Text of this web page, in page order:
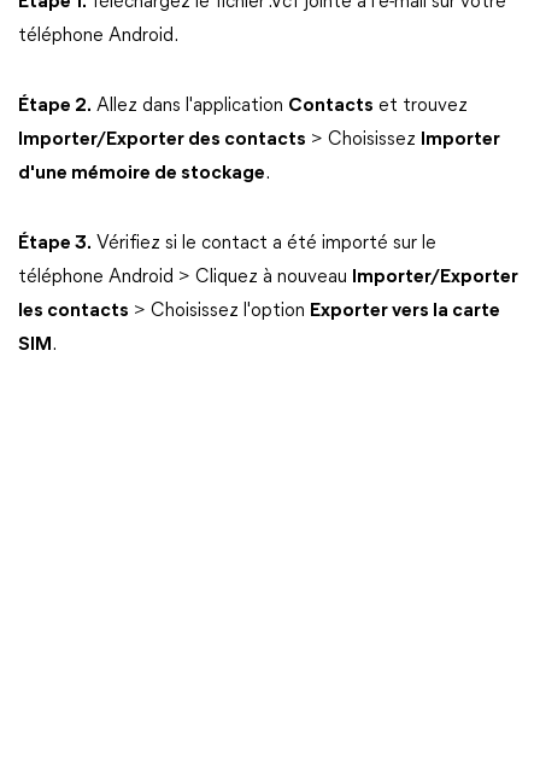
téléphone Android.
Étape 2. Allez dans l'application Contacts et trouvez
Importer/Exporter des contacts > Choisissez
Importer
d'une mémoire de stockage.
Étape 3. Vérifiez si le contact a été importé sur le
téléphone Android > Cliquez à nouveau
Importer/Exporter
les contacts > Choisissez l'option Exporter vers la carte
SIM .